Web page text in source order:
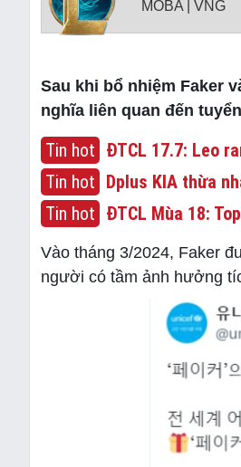
MOBA | VNG
Sau khi bổ nhiệm Faker
nghĩa liên quan đến
Tin hot ĐTCL 17.7: Leo
Tin hot Dplus KIA thừa
Tin hot ĐTCL Mùa 18:
Vào tháng 3/2024, Faker
người có tầm ảnh hưởng